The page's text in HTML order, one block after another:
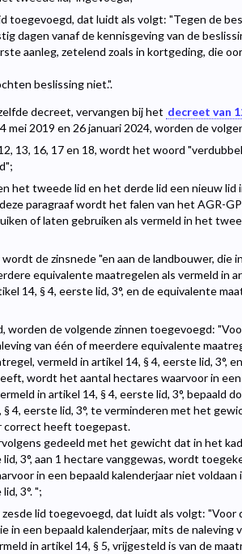
toegevoegd, dat luidt als volgt: "Tegen de
dagen vanaf de kennisgeving van de
aanleg, zetelend zoals in kortgeding, die
beslissing niet.".
decreet, vervangen bij het decreet van
mei 2019 en 26 januari 2024, worden de
12, 13, 16, 17 en 18, wordt het woord
het tweede lid en het derde lid een nieuw lid
paragraaf wordt het falen van het AGR-
of laten gebruiken als vermeld in het
de zinsnede "en aan de landbouwer, die
equivalente maatregelen als vermeld in
14, § 4, eerste lid, 3°, en de equivalente
worden de volgende zinnen toegevoegd:
van één of meerdere equivalente
vermeld in artikel 14, § 4, eerste lid, 3°,
wordt het aantal hectares waarvoor in
in artikel 14, § 4, eerste lid, 3°, bepaald
4, eerste lid, 3°, te verminderen met het
correct heeft toegepast.
gedeeld met het gewicht dat in het
3°, aan 1 hectare vanggewas, wordt
in een bepaald kalenderjaar niet voldaan
3°. ";
zesde lid toegevoegd, dat luidt als volgt:
in een bepaald kalenderjaar, mits de naleving
in artikel 14, § 5, vrijgesteld is van de